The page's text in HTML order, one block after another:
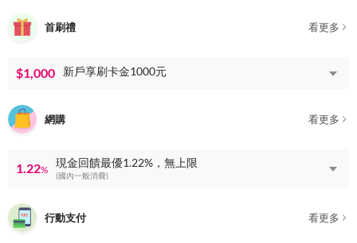
首刷禮 看更多
$1,000 新戶享刷卡金1000元
網購 看更多
1.22%
現金回饋最優1.22%，無上限
(國內一般消費)
行動支付 看更多